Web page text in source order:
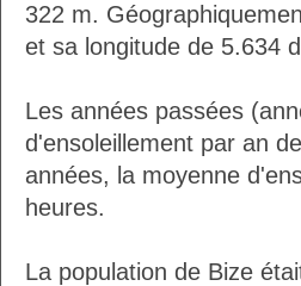
322 m.
et sa longitude de 5.634
Les années passées
d'ensoleillement par an
années, la moyenne
heures.
La population de Bize